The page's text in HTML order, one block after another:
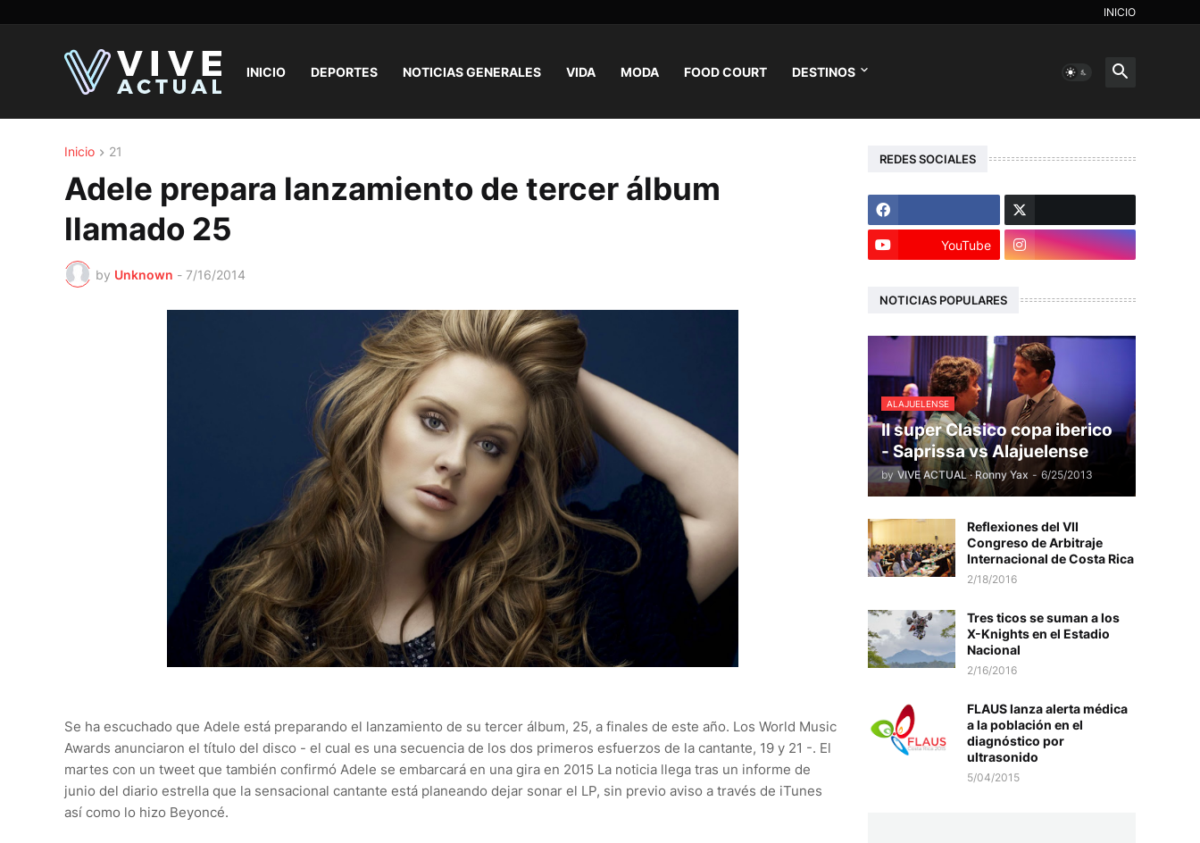
INICIO
INICIO DEPORTES NOTICIAS GENERALES VIDA MODA FOOD COURT DESTINOS
Inicio 21
Adele prepara lanzamiento de tercer álbum
llamado 25
by Unknown - 7/16/2014
Se ha escuchado que Adele está preparando el lanzamiento de su tercer álbum, 25, a finales de este año. Los World Music
Awards anunciaron el título del disco - el cual es una secuencia de los dos primeros esfuerzos de la cantante, 19 y 21 -. El
martes con un tweet que también confirmó Adele se embarcará en una gira en 2015 La noticia llega tras un informe de
junio del diario estrella que la sensacional cantante está planeando dejar sonar el LP, sin previo aviso a través de iTunes
así como lo hizo Beyoncé.
REDES SOCIALES
YouTube
NOTICIAS POPULARES
ALAJUELENSE
II super Clasico copa iberico
- Saprissa vs Alajuelense
by VIVE ACTUAL · Ronny Yax - 6/25/2013
Reflexiones del VII
Congreso de Arbitraje
Internacional de Costa Rica
2/18/2016
Tres ticos se suman a los
X-Knights en el Estadio
Nacional
2/16/2016
FLAUS lanza alerta médica
a la población en el
diagnóstico por
ultrasonido
5/04/2015